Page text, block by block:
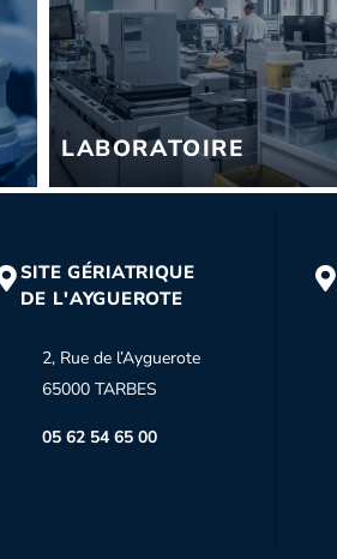
LABORATOIRE
SITE GÉRIATRIQUE
DE L'AYGUEROTE
2, Rue de l’Ayguerote
65000 TARBES
05 62 54 65 00